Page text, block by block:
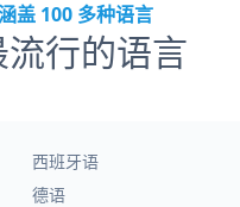
盖 100 多种语言
行的语言
西班牙语
德语